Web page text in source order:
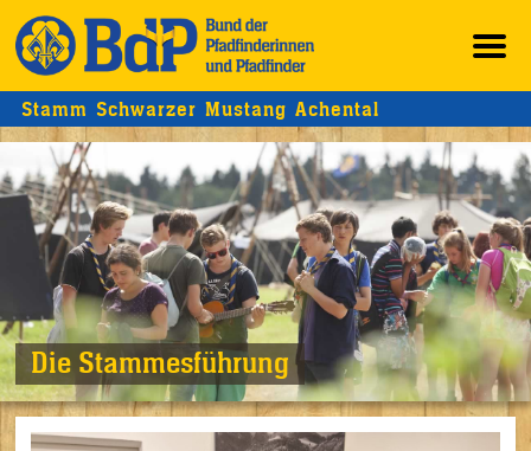
Stamm Schwarzer Mustang Achental
Die Stammesführung